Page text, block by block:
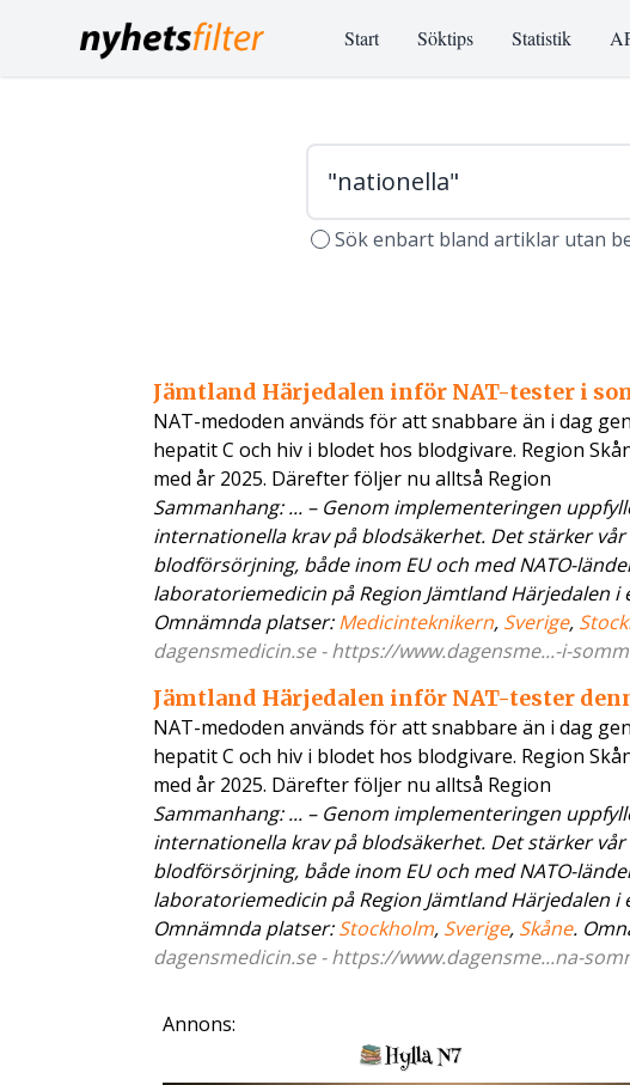
Start Söktips Statistik
Sök enbart bland artiklar utan
Jämtland Härjedalen inför NAT-tester i
NAT-medoden används för att snabbare än i dag
hepatit C och hiv i blodet hos blodgivare. Region
med år 2025. Därefter följer nu alltså Region
Sammanhang: ... – Genom implementeringen
internationella krav på blodsäkerhet. Det stärker
blodförsörjning, både inom EU och med NATO-
laboratoriemedicin på Region Jämtland Härjedalen i
Omnämnda platser:Medicinteknikern, Sverige,
dagensmedicin.se - https://www.dagensme...-i-
Jämtland Härjedalen inför NAT-tester
NAT-medoden används för att snabbare än i dag
hepatit C och hiv i blodet hos blodgivare. Region
med år 2025. Därefter följer nu alltså Region
Sammanhang: ... – Genom implementeringen
internationella krav på blodsäkerhet. Det stärker
blodförsörjning, både inom EU och med NATO-
laboratoriemedicin på Region Jämtland Härjedalen i
Omnämnda platser:Stockholm, Sverige, Skåne.
dagensmedicin.se - https://www.dagensme...na-
Annons: